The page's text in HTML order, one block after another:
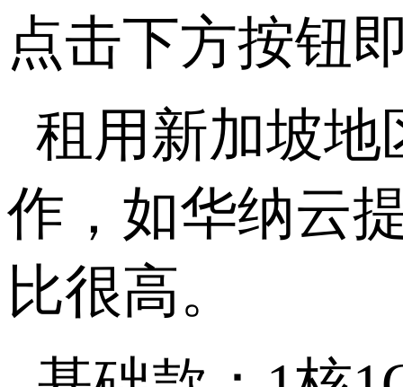
点击下方按钮
租用新加坡地
作，如华纳云
比很高。